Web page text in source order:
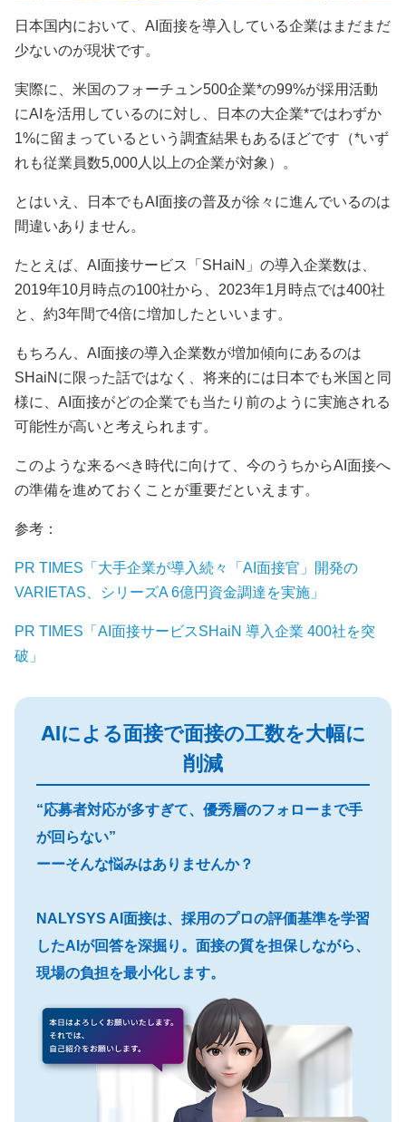
日本国内において、AI面接を導入している企業はまだまだ
少ないのが現状です。
実際に、米国のフォーチュン500企業*の99%が採用活動
にAIを活用しているのに対し、日本の大企業*ではわずか
1%に留まっているという調査結果もあるほどです（*いず
れも従業員数5,000人以上の企業が対象）。
とはいえ、日本でもAI面接の普及が徐々に進んでいるのは
間違いありません。
たとえば、AI面接サービス「SHaiN」の導入企業数は、
2019年10月時点の100社から、2023年1月時点では400社
と、約3年間で4倍に増加したといいます。
もちろん、AI面接の導入企業数が増加傾向にあるのは
SHaiNに限った話ではなく、将来的には日本でも米国と同
様に、AI面接がどの企業でも当たり前のように実施される
可能性が高いと考えられます。
このような来るべき時代に向けて、今のうちからAI面接へ
の準備を進めておくことが重要だといえます。
参考：
PR TIMES「大手企業が導入続々「AI面接官」開発の
VARIETAS、シリーズA 6億円資金調達を実施」
PR TIMES「AI面接サービスSHaiN 導入企業 400社を突
破」
AIによる面接で面接の工数を大幅に
削減
“応募者対応が多すぎて、優秀層のフォローまで手
が回らない”
ーーそんな悩みはありませんか？
NALYSYS AI面接は、採用のプロの評価基準を学習
したAIが回答を深掘り。面接の質を担保しながら、
現場の負担を最小化します。